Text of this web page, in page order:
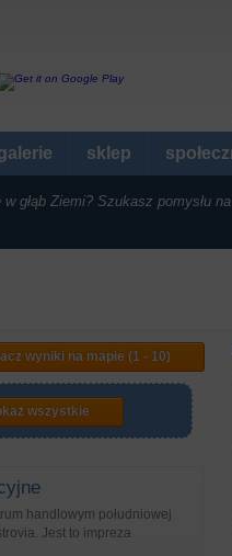
sklep
głąb Ziemi? Szukasz pomysłu
wyniki na mapie (1 - 10)
wszystkie
handlowym południowej
Jest to impreza